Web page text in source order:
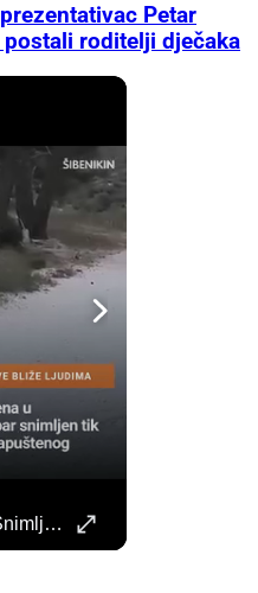
Petar
roditelji dječaka
Divlja Svinja Snimljena Uz More U Primoštenu